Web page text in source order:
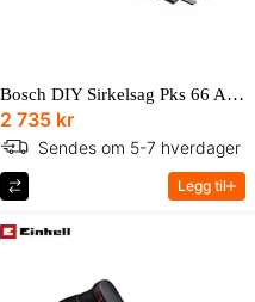
Bosch DIY Sirkelsag Pks 66 Af 1600W
2 735 kr
Sendes om 5-7 hverdager
Legg til